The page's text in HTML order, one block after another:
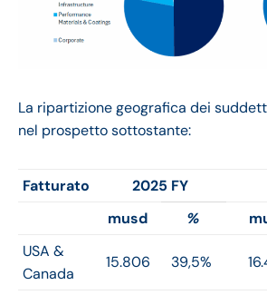
La ripartizione geografica dei
nel prospetto sottostante:
Fatturato 2025 FY
musd
%
USA &
Canada
15.806 39,5%